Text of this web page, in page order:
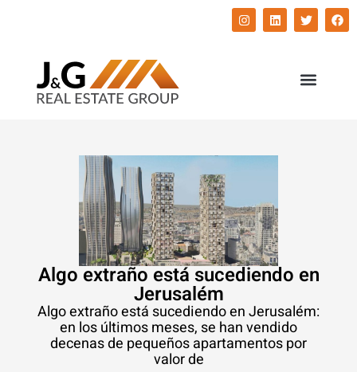
Algo extraño está sucediendo en
Jerusalém
Algo extraño está sucediendo en Jerusalém:
en los últimos meses, se han vendido
decenas de pequeños apartamentos por
valor de